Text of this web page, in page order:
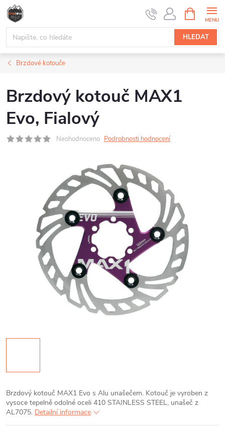
Přejít
obsah
HLEDAT
NÁKUPNÍ
KOŠÍK
Brzdové kotouče
Brzdový kotouč MAX1
Evo, Fialový
Neohodnoceno Podrobnosti hodnocení
Brzdový kotouč MAX1 Evo s Alu unašečem. Kotouč je vyroben z
vysoce tepelně odolné oceli 410 STAINLESS STEEL, unašeč z
AL7075. Detailní informace